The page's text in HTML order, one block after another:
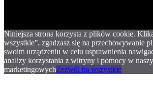
Niniejsza strona korzysta z plików cookie.
wszystkie”, zgadzasz się na przechowywanie
swoim urządzeniu w celu usprawnienia
analizy korzystania z witryny i pomocy w
marketingowychZezwól na wszystkie